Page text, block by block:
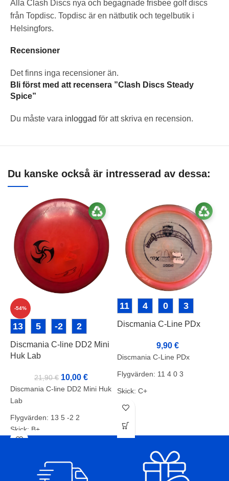
Alla Clash Discs nya och begagnade frisbee golf discs
från Topdisc. Topdisc är en nätbutik och tegelbutik i
Helsingfors.
Recensioner
Det finns inga recensioner än.
Bli först med att recensera ”Clash Discs Steady
Spice”
Du måste vara inloggad för att skriva en recension.
Du kanske också är intresserad av dessa:
-54%
13 5 -2 2
Discmania C-line DD2 Mini
Huk Lab
21,90€ 10,00 €
Discmania C-line DD2 Mini Huk
Lab
Flygvärden: 13 5 -2 2
Skick: B+
11 4 0 3
Discmania C-Line PDx
9,90€
Discmania C-Line PDx
Flygvärden: 11 4 0 3
Skick: C+
Vikt: 167g
Markörer: Nederst